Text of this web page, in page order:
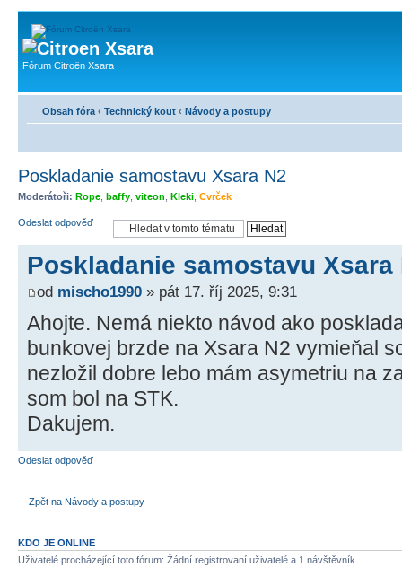
Fórum Citroën Xsara
Obsah fóra ‹ Technický kout ‹ Návody a postupy
Poskladanie samostavu Xsara N2
Moderátoři: Rope baffy viteon Kleki Cvrček
Odeslat odpověď
Poskladanie samostavu Xsara
od mischo1990 » pát 17. říj 2025, 9:31
Ahojte. Nemá niekto návod ako
bunkovej brzde na Xsara N2 vymieňal
nezložil dobre lebo mám asymetriu na
som bol na STK.
Dakujem.
Odeslat odpověď
Zpět na Návody a postupy
KDO JE ONLINE
Uživatelé procházející toto fórum: Žádní registrovaní uživatelé a 1 návštěvník